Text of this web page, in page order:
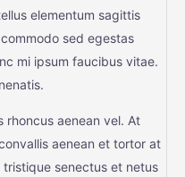
elementum sagittis
sed egestas
mi ipsum faucibus vitae.
rhoncus aenean vel. At
aenean et tortor at
senectus et netus